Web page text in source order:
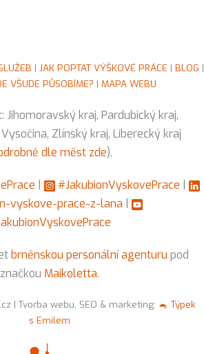
| JAK POPTAT VÝŠKOVÉ PRÁCE | BLOG |
VŠUDE PŮSOBÍME? | MAPA WEBU
Jihomoravský kraj, Pardubický kraj,
Zlínský kraj, Liberecký kraj
dle měst zde).
#JakubionVyskovePrace
vyskove-prace-z-lana
brněnskou personální agenturu pod
značkou Maikoletta.
| Tvorba webu, SEO & marketing: 🐁 Týpek
s Emilem